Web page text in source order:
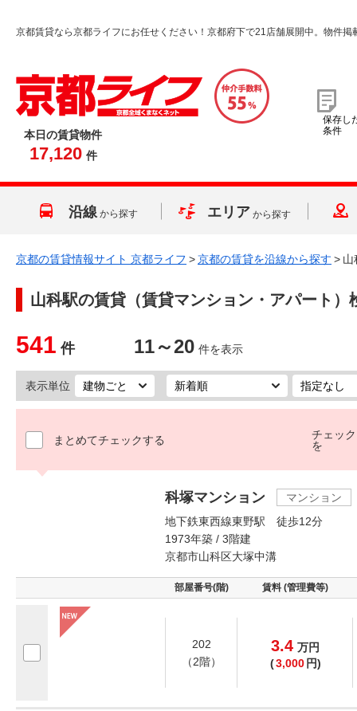
京都賃貸なら京都ライフにお任せください！京都府下で21店舗展開中。物件掲
本日の賃貸物件
17,120 件
保存し
条件
沿線 から探す エリア から探す
京都の賃貸情報サイト 京都ライフ >京都の賃貸を沿線から探す > 山
山科駅の賃貸（賃貸マンション・アパート）
541 件 11～20 件を表示
表示単位
まとめてチェックする
チェッ
を
科塚マンション
マンション
地下鉄東西線東野駅 徒歩12分
1973年築 / 3階建
京都市山科区大塚中溝
部屋番号(階) 賃料 (管理費等)
202
（2階）
3.4 万円
(3,000 円)